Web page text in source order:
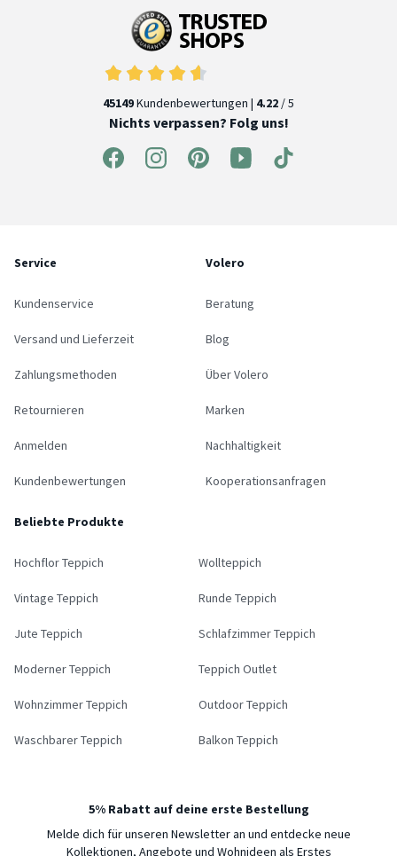
45149Kundenbewertungen | 4.22 / 5
Nichts verpassen? Folg uns!
Service
Kundenservice
Versand und Lieferzeit
Zahlungsmethoden
Retournieren
Anmelden
Kundenbewertungen
Volero
Beratung
Blog
Über Volero
Marken
Nachhaltigkeit
Kooperationsanfragen
Beliebte Produkte
Hochflor Teppich Wollteppich
Vintage Teppich Runde Teppich
Jute Teppich Schlafzimmer Teppich
Moderner Teppich Teppich Outlet
Wohnzimmer Teppich Outdoor Teppich
Waschbarer Teppich Balkon Teppich
5% Rabatt auf deine erste Bestellung
Melde dich für unseren Newsletter an und entdecke neue
Kollektionen, Angebote und Wohnideen als Erstes